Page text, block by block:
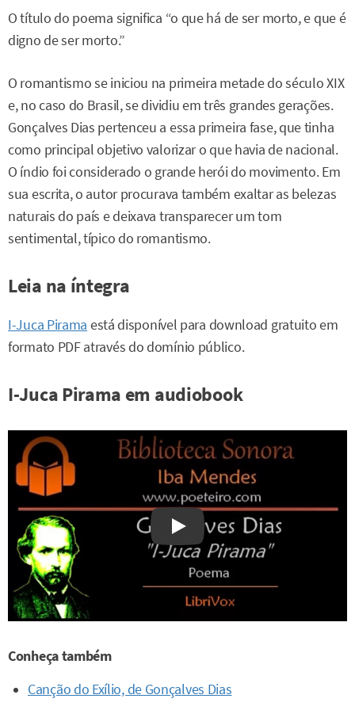
O título do poema significa “o que há de ser morto, e que é
digno de ser morto.”
O romantismo se iniciou na primeira metade do século XIX
e, no caso do Brasil, se dividiu em três grandes gerações.
Gonçalves Dias pertenceu a essa primeira fase, que tinha
como principal objetivo valorizar o que havia de nacional.
O índio foi considerado o grande herói do movimento. Em
sua escrita, o autor procurava também exaltar as belezas
naturais do país e deixava transparecer um tom
sentimental, típico do romantismo.
Leia na íntegra
I-Juca Pirama está disponível para download gratuito em
formato PDF através do domínio público.
I-Juca Pirama em audiobook
Watch on YouTube
Conheça também
Canção do Exílio, de Gonçalves Dias